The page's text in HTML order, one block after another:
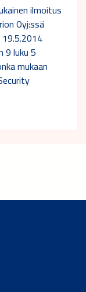
ilmoitus
Oyj:ssä
9 luku 5
mukaan